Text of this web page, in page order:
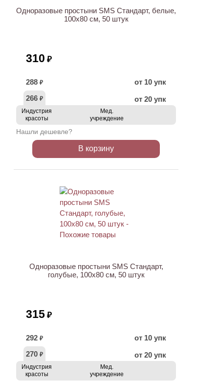
Одноразовые простыни SMS Стандарт, белые,
100х80 см, 50 штук
310 ₽
288 ₽
от 10 упк
266 ₽ от 20 упк
Индустрия
красоты
Мед.
учреждение
Нашли дешевле?
В корзину
Одноразовые простыни SMS Стандарт,
голубые, 100х80 см, 50 штук
315 ₽
292 ₽
от 10 упк
270 ₽ от 20 упк
Индустрия
красоты
Мед.
учреждение